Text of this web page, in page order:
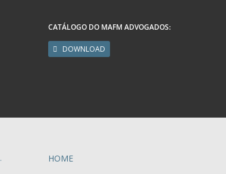
CATÁLOGO DO MAFM ADVOGADOS:
DOWNLOAD
.
HOME